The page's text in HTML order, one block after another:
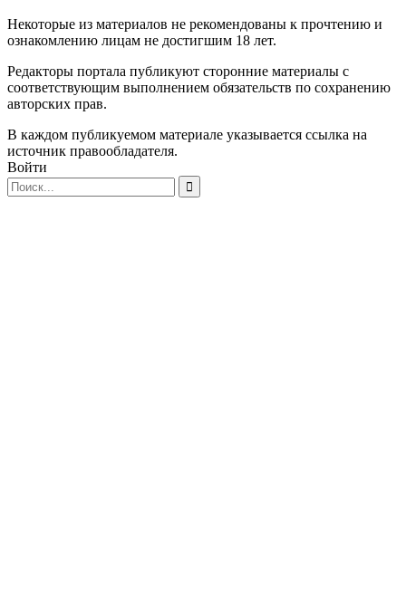
Некоторые из материалов не рекомендованы к прочтению и
ознакомлению лицам не достигшим 18 лет.
Редакторы портала публикуют сторонние материалы с
соответствующим выполнением обязательств по сохранению
авторских прав.
В каждом публикуемом материале указывается ссылка на
источник правообладателя.
Войти